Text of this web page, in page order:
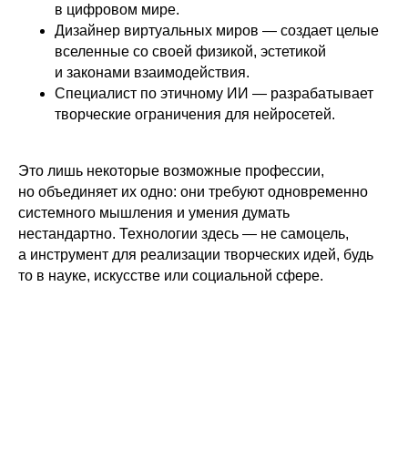
в цифровом мире.
Дизайнер виртуальных миров — создает целые
вселенные со своей физикой, эстетикой
и законами взаимодействия.
Специалист по этичному ИИ — разрабатывает
творческие ограничения для нейросетей.
Это лишь некоторые возможные профессии,
но объединяет их одно: они требуют одновременно
системного мышления и умения думать
нестандартно. Технологии здесь — не самоцель,
а инструмент для реализации творческих идей, будь
то в науке, искусстве или социальной сфере.